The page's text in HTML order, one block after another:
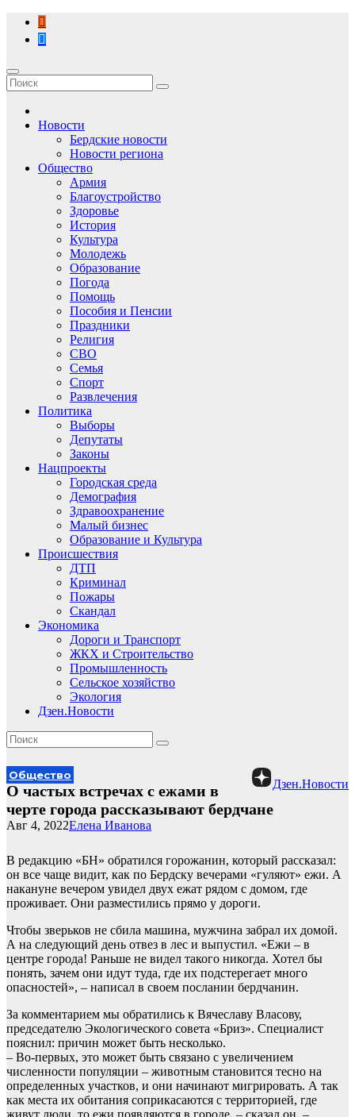
Перейти
содержимому
Новости
Бердские новости
Новости региона
Общество
Армия
Благоустройство
Здоровье
История
Культура
Молодежь
Образование
Погода
Помощь
Пособия и Пенсии
Праздники
Религия
СВО
Семья
Спорт
Развлечения
Политика
Выборы
Депутаты
Законы
Нацпроекты
Городская среда
Демография
Здравоохранение
Малый бизнес
Образование и Культура
Происшествия
ДТП
Криминал
Пожары
Скандал
Экономика
Дороги и Транспорт
ЖКХ и Строительство
Промышленность
Сельское хозяйство
Экология
Дзен.Новости
Дзен.Новости
Общество
О частых встречах с ежами в
черте города рассказывают бердчане
Елена Иванова
Авг 4, 2022
В редакцию «БН» обратился горожанин, который рассказал:
он все чаще видит, как по Бердску вечерами «гуляют» ежи. А
накануне вечером увидел двух ежат рядом с домом, где
проживает. Они разместились прямо у дороги.
Чтобы зверьков не сбила машина, мужчина забрал их домой.
А на следующий день отвез в лес и выпустил. «Ежи – в
центре города! Раньше не видел такого никогда. Хотел бы
понять, зачем они идут туда, где их подстерегает много
опасностей», – написал в своем послании бердчанин.
За комментарием мы обратились к Вячеславу Власову,
председателю Экологического совета «Бриз». Специалист
пояснил: причин может быть несколько.
– Во-первых, это может быть связано с увеличением
численности популяции – животным становится тесно на
определенных участков, и они начинают мигрировать. А так
как места их обитания соприкасаются с территорией, где
живут люди, то ежи появляются в городе, – сказал он. –